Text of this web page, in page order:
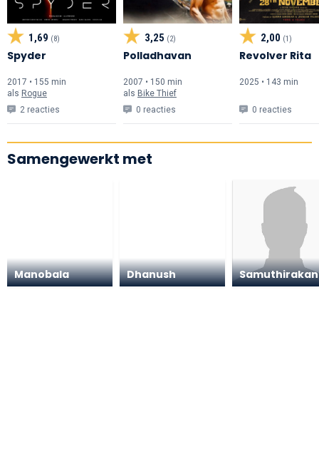
1,69 (8)
Spyder
2017 • 155 min
als Rogue
2 reacties
3,25 (2)
Polladhavan
2007 • 150 min
als Bike Thief
0 reacties
2,00 (1)
Revolver Rita
2025 • 143 min
0 reacties
Samengewerkt met
Manobala Dhanush